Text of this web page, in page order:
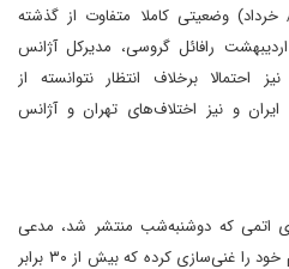
وضعیتی کاملا متفاوت از گذشته
رافائل گروسی، مدیر‌کل آژانس
احتمالا برخلاف انتظار نتوانسته‌ از
و نیز اختلاف‌ها‌ی تهران و آژانس
اتمی که دوشنبه‌شب منتشر شد، مدعی
است ‌‌«ایران مقداری از ذخایر اورانیوم خود را غنی‌سازی کرده که بیش از ۳۰ برابر